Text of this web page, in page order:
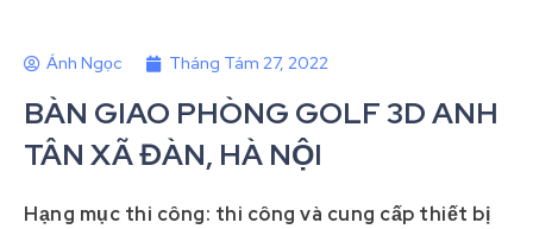
Ánh Ngọc Tháng Tám 27, 2022
BÀN GIAO PHÒNG GOLF 3D ANH
TÂN XÃ ĐÀN, HÀ NỘI
Hạng mục thi công: thi công và cung cấp thiết bị